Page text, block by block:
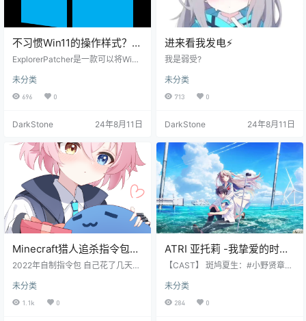
不习惯Win11的操作样式？试
试这款工具
ExplorerPatcher是一款可以将Wind
操作样式的小工具
未分类
696 0
DarkStone 24年8月11日
进来看我发电⚡
我是弱受?
未分类
713 0
DarkStone 24年8月11日
Minecraft猎人追杀指令包
[自制-2022.10]
2022年自制指令包 自己花了几天时
更加智能的追踪系统 作者DarkSton
e
未分类
1.1k 0
ATRI 亚托莉 -我挚爱的时光-
GalGame下载
【CAST】 斑鸠夏生：#小野贤章#
高桥未奈美# 野岛龙司：#细谷佳正
# 凯瑟琳：#日笠阳子# 名波凛凛
未分类
284 0